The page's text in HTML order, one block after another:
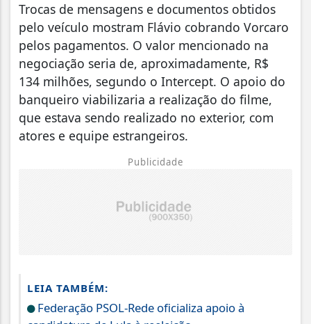
Trocas de mensagens e documentos obtidos
pelo veículo mostram Flávio cobrando Vorcaro
pelos pagamentos. O valor mencionado na
negociação seria de, aproximadamente, R$
134 milhões, segundo o Intercept. O apoio do
banqueiro viabilizaria a realização do filme,
que estava sendo realizado no exterior, com
atores e equipe estrangeiros.
Publicidade
LEIA TAMBÉM:
Federação PSOL-Rede oficializa apoio à